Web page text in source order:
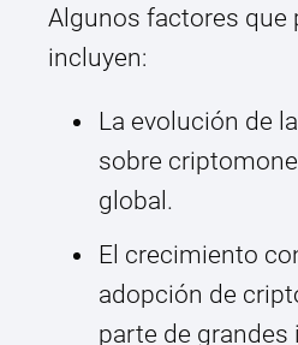
Algunos factores que
incluyen:
La evolución de
sobre
global.
El crecimiento
adopción de
parte de